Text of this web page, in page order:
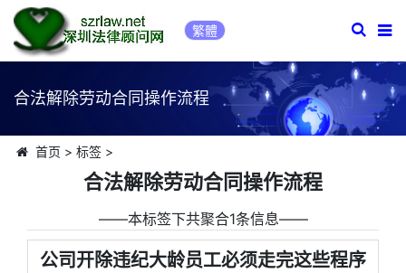
繁體
合法解除劳动合同操作流程
首页 > 标签>
合法解除劳动合同操作流程
――本标签下共聚合1条信息――
公司开除违纪大龄员工必须走完这些程序